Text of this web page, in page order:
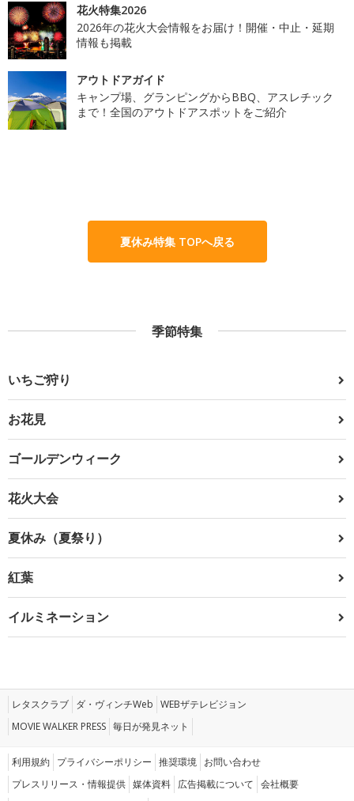
花火特集2026
2026年の花火大会情報をお届け！開催・中止・延期
情報も掲載
アウトドアガイド
キャンプ場、グランピングからBBQ、アスレチック
まで！全国のアウトドアスポットをご紹介
夏休み特集 TOPへ戻る
季節特集
いちご狩り
お花見
ゴールデンウィーク
花火大会
夏休み（夏祭り）
紅葉
イルミネーション
レタスクラブ ダ・ヴィンチWeb WEBザテレビジョン
MOVIE WALKER PRESS 毎日が発見ネット
利用規約 プライバシーポリシー 推奨環境 お問い合わせ
プレスリリース・情報提供 媒体資料 広告掲載について 会社概要